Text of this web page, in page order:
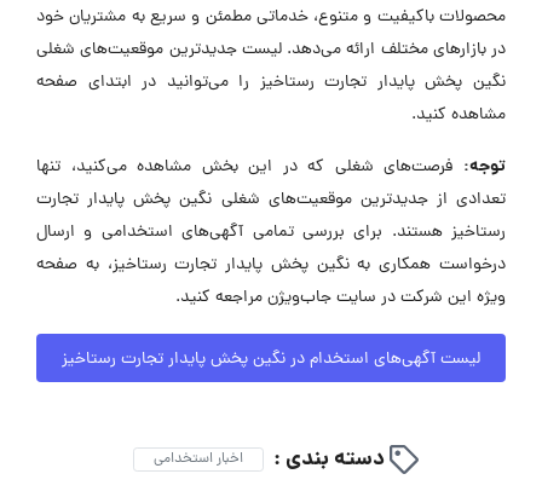
محصولات باکیفیت و متنوع، خدماتی مطمئن و سریع به مشتریان خود
در بازارهای مختلف ارائه می‌دهد. لیست جدیدترین موقعیت‌های شغلی
نگین پخش پایدار تجارت رستاخیز را می‌توانید در ابتدای صفحه
مشاهده کنید.
توجه: فرصت‌های شغلی که در این بخش مشاهده می‌کنید، تنها
تعدادی از جدیدترین موقعیت‌های شغلی نگین پخش پایدار تجارت
رستاخیز هستند. برای بررسی تمامی آگهی‌های استخدامی و ارسال
درخواست همکاری به نگین پخش پایدار تجارت رستاخیز، به صفحه
ویژه این شرکت در سایت جاب‌ویژن مراجعه کنید.
لیست آگهی‌های استخدام در نگین پخش پایدار تجارت رستاخیز
دسته بندی : اخبار استخدامی